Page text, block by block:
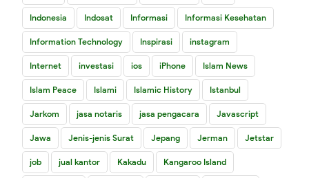
Indonesia Indosat Informasi Informasi Kesehatan
Information Technology Inspirasi instagram
Internet investasi ios iPhone Islam News
Islam Peace Islami Islamic History Istanbul
Jarkom jasa notaris jasa pengacara Javascript
Jawa Jenis-jenis Surat Jepang Jerman Jetstar
job jual kantor Kakadu Kangaroo Island